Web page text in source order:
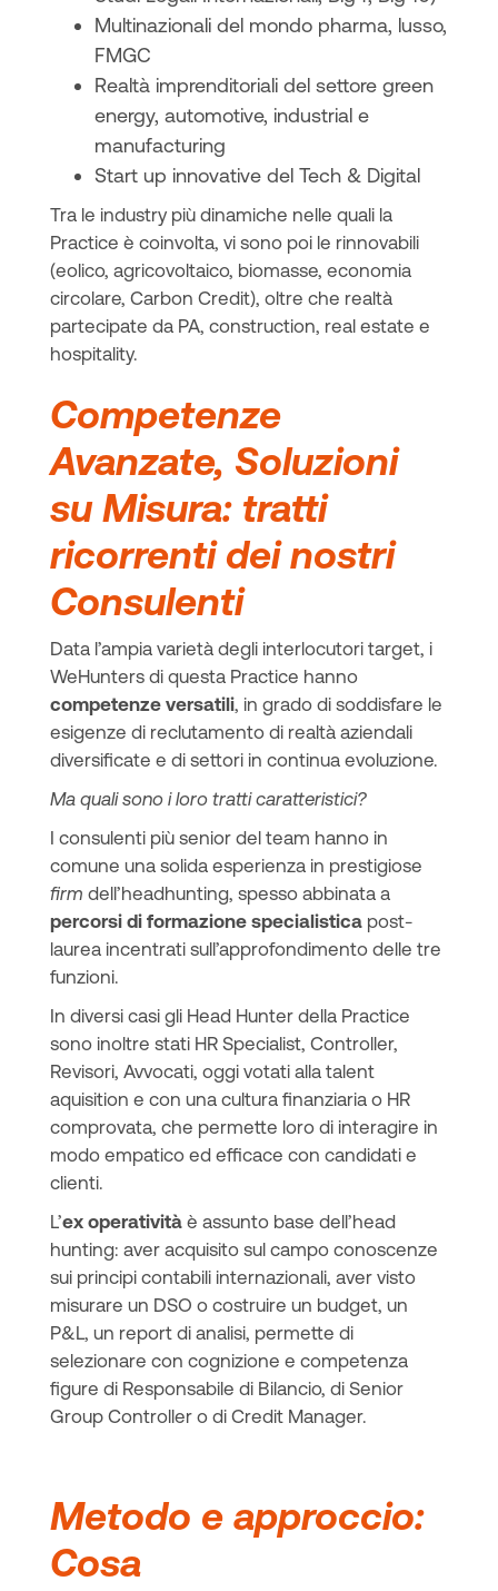
Multinazionali del mondo pharma, lusso,
FMGC
Realtà imprenditoriali del settore green
energy, automotive, industrial e
manufacturing
Start up innovative del Tech & Digital
Tra le industry più dinamiche nelle quali la
Practice è coinvolta, vi sono poi le rinnovabili
(eolico, agricovoltaico, biomasse, economia
circolare, Carbon Credit), oltre che realtà
partecipate da PA, construction, real estate e
hospitality.
Competenze
Avanzate, Soluzioni
su Misura: tratti
ricorrenti dei nostri
Consulenti
Data l’ampia varietà degli interlocutori target, i
WeHunters di questa Practice hanno
competenze versatili, in grado di soddisfare le
esigenze di reclutamento di realtà aziendali
diversificate e di settori in continua evoluzione.
Ma quali sono i loro tratti caratteristici?
I consulenti più senior del team hanno in
comune una solida esperienza in prestigiose
firm dell’headhunting, spesso abbinata a
percorsi di formazione specialistica post-
laurea incentrati sull’approfondimento delle tre
funzioni.
In diversi casi gli Head Hunter della Practice
sono inoltre stati HR Specialist, Controller,
Revisori, Avvocati, oggi votati alla talent
aquisition e con una cultura finanziaria o HR
comprovata, che permette loro di interagire in
modo empatico ed efficace con candidati e
clienti.
L’ex operativitàè assunto base dell’head
hunting: aver acquisito sul campo conoscenze
sui principi contabili internazionali, aver visto
misurare un DSO o costruire un budget, un
P&L, un report di analisi, permette di
selezionare con cognizione e competenza
figure di Responsabile di Bilancio, di Senior
Group Controller o di Credit Manager.
Metodo e approccio:
Cosa